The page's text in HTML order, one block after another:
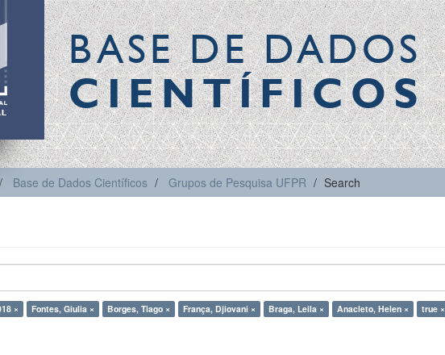
BASE DE DADOS
CIENTÍFICOS
Base de Dados Científicos Grupos de Pesquisa UFPR Search
× Fontes, Giulia × Borges, Tiago × França, Djiovani × Braga, Leila × Anacleto, Helen × true ×